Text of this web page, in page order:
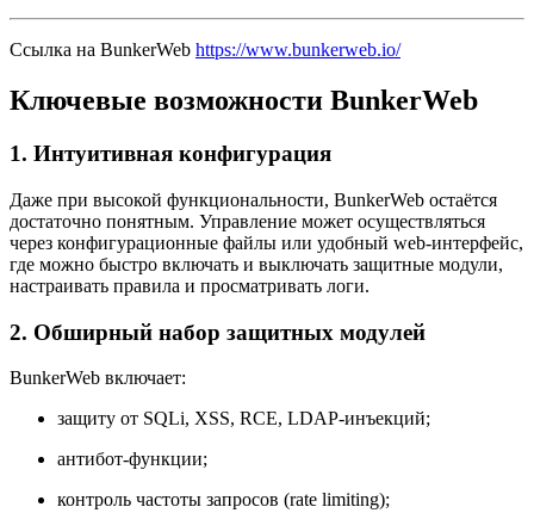
Ссылка на BunkerWeb https://www.bunkerweb.io/
Ключевые возможности BunkerWeb
1. Интуитивная конфигурация
Даже при высокой функциональности, BunkerWeb остаётся
достаточно понятным. Управление может осуществляться
через конфигурационные файлы или удобный web-интерфейс,
где можно быстро включать и выключать защитные модули,
настраивать правила и просматривать логи.
2. Обширный набор защитных модулей
BunkerWeb включает:
защиту от SQLi, XSS, RCE, LDAP-инъекций;
антибот-функции;
контроль частоты запросов (rate limiting);